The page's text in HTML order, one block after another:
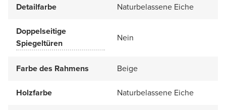
Detailfarbe
Naturbelassene Eiche
Doppelseitige
Spiegeltüren
Nein
Farbe des Rahmens Beige
Holzfarbe Naturbelassene Eiche